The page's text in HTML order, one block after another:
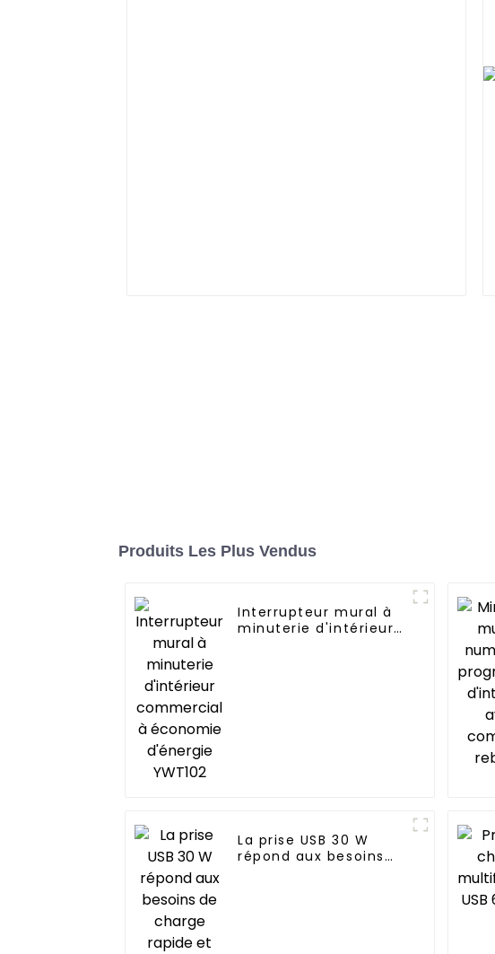
Produits Les Plus Vendus
Interrupteur mural à
minuterie d'intérieur
La prise USB 30 W
répond aux besoins